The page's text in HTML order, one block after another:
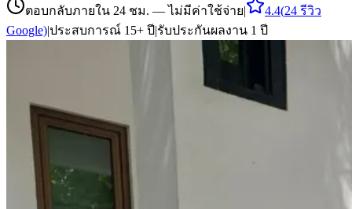
ตอบกลับภายใน 24 ชม. — ไม่มีค่าใช้จ่าย| 4.4(24 รีวิว
Google)|ประสบการณ์ 15+ ปี|รับประกันผลงาน 1 ปี